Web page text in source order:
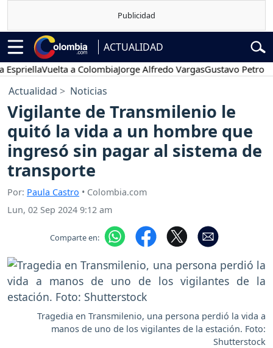
ACTUALIDAD
Vuelta a ColombiaJorge Alfredo VargasGustavo Petro
Actualidad Noticias
Vigilante de Transmilenio le
quitó la vida a un hombre que
ingresó sin pagar al sistema de
transporte
Por: Paula Castro • Colombia.com
Lun, 02 Sep 2024 9:12 am
Comparte en:
Tragedia en Transmilenio, una persona perdió la vida a
manos de uno de los vigilantes de la estación. Foto:
Shutterstock